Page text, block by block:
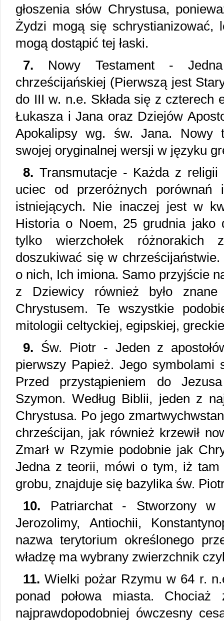
głoszenia słów Chrystusa,
Żydzi mogą się schrystianizować,
mogą dostąpić tej łaski.
7. Nowy Testament -
chrześcijańskiej (Pierwszą jest
do III w. n.e. Składa się z czterech
Łukasza i Jana oraz Dziejów
Apokalipsy wg. św. Jana. Nowy
swojej oryginalnej wersji w języku
8. Transmutacje - Każda z religii
uciec od przeróżnych porównań
istniejących. Nie inaczej jest w
Historia o Noem, 25 grudnia jako
tylko wierzchołek różnorakich
doszukiwać się w
o nich, Ich imiona. Samo przyjście
z Dziewicy również było
Chrystusem. Te wszystkie
mitologii celtyckiej, egipskiej,
9. Św. Piotr - Jeden z
pierwszy Papież. Jego symbolami
Przed przystąpieniem do
Szymon. Według Biblii, jeden z
Chrystusa. Po jego
chrześcijan, jak również krzewił
Zmarł w Rzymie podobnie jak
Jedna z teorii, mówi o tym, iż tam
grobu, znajduje się bazylika św.
10. Patriarchat - Stworzony
Jerozolimy, Antiochii,
nazwa terytorium określonego
władzę ma wybrany zwierzchnik
11. Wielki pożar Rzymu w 64 r.
ponad połowa miasta. Chociaż
najprawdopodobniej ówczesny